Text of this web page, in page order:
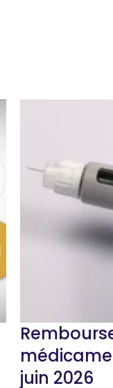
juin 2026